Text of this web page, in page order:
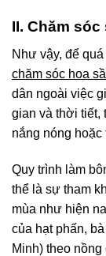
II. Chăm
Như vậy, để
chăm sóc hoa
dân ngoài việc
gian và thời tiết,
nắng nóng hoặc
Quy trình làm
thể là sự tham
mùa như hiện
của hạt phấn,
Minh) theo nồng